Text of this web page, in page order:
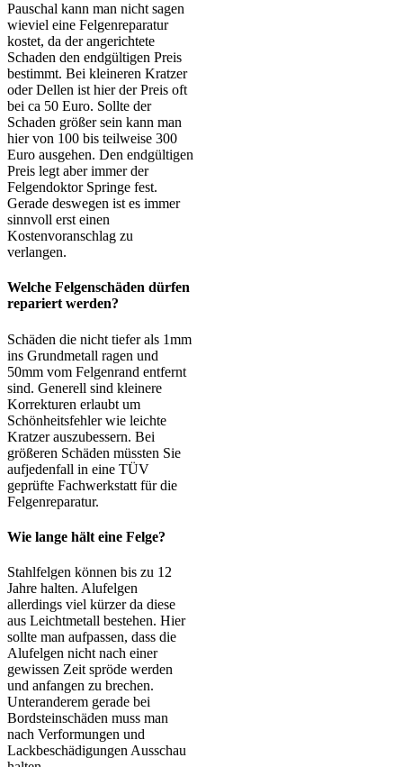
Pauschal kann man nicht sagen
wieviel eine Felgenreparatur
kostet, da der angerichtete
Schaden den endgültigen Preis
bestimmt. Bei kleineren Kratzer
oder Dellen ist hier der Preis oft
bei ca 50 Euro. Sollte der
Schaden größer sein kann man
hier von 100 bis teilweise 300
Euro ausgehen. Den endgültigen
Preis legt aber immer der
Felgendoktor Springe fest.
Gerade deswegen ist es immer
sinnvoll erst einen
Kostenvoranschlag zu
verlangen.
Welche Felgenschäden dürfen
repariert werden?
Schäden die nicht tiefer als 1mm
ins Grundmetall ragen und
50mm vom Felgenrand entfernt
sind. Generell sind kleinere
Korrekturen erlaubt um
Schönheitsfehler wie leichte
Kratzer auszubessern. Bei
größeren Schäden müssten Sie
aufjedenfall in eine TÜV
geprüfte Fachwerkstatt für die
Felgenreparatur.
Wie lange hält eine Felge?
Stahlfelgen können bis zu 12
Jahre halten. Alufelgen
allerdings viel kürzer da diese
aus Leichtmetall bestehen. Hier
sollte man aufpassen, dass die
Alufelgen nicht nach einer
gewissen Zeit spröde werden
und anfangen zu brechen.
Unteranderem gerade bei
Bordsteinschäden muss man
nach Verformungen und
Lackbeschädigungen Ausschau